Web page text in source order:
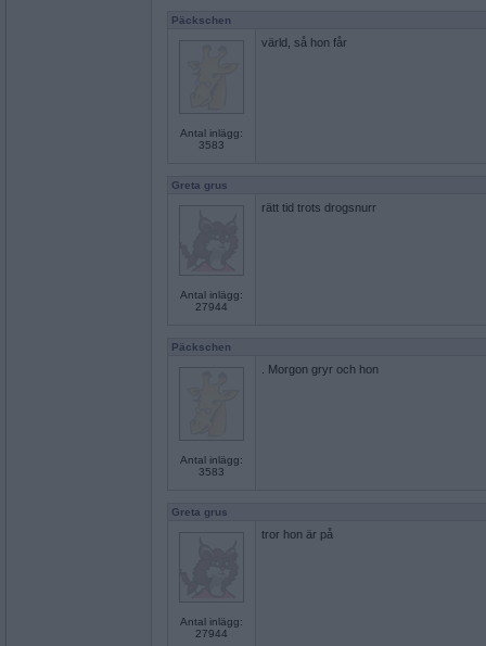
Päckschen
Antal inlägg:
3583
värld, så hon får
Greta grus
Antal inlägg:
27944
rätt tid trots drogsnurr
Päckschen
Antal inlägg:
3583
. Morgon gryr och hon
Greta grus
Antal inlägg:
27944
tror hon är på